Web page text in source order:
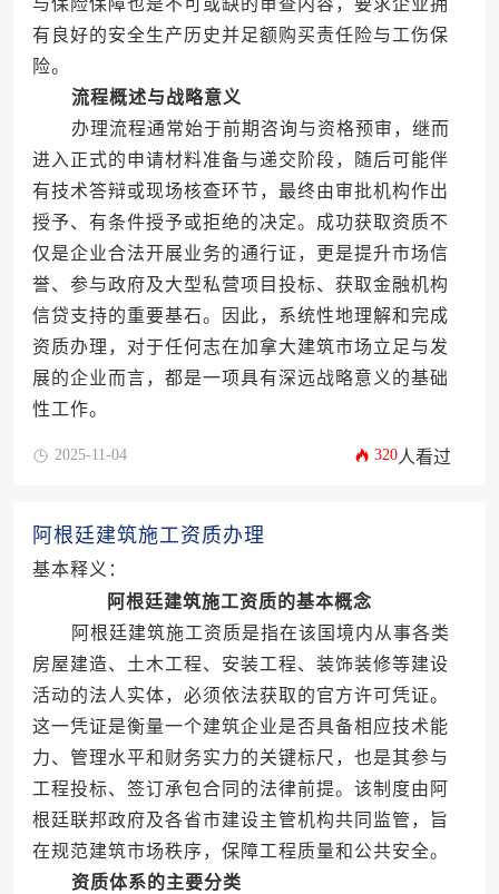
与保险保障也是不可或缺的审查内容，要求企业拥
有良好的安全生产历史并足额购买责任险与工伤保
险。
流程概述与战略意义
办理流程通常始于前期咨询与资格预审，继而
进入正式的申请材料准备与递交阶段，随后可能伴
有技术答辩或现场核查环节，最终由审批机构作出
授予、有条件授予或拒绝的决定。成功获取资质不
仅是企业合法开展业务的通行证，更是提升市场信
誉、参与政府及大型私营项目投标、获取金融机构
信贷支持的重要基石。因此，系统性地理解和完成
资质办理，对于任何志在加拿大建筑市场立足与发
展的企业而言，都是一项具有深远战略意义的基础
性工作。
2025-11-04 320人看过
阿根廷建筑施工资质办理
基本释义：
阿根廷建筑施工资质的基本概念
阿根廷建筑施工资质是指在该国境内从事各类
房屋建造、土木工程、安装工程、装饰装修等建设
活动的法人实体，必须依法获取的官方许可凭证。
这一凭证是衡量一个建筑企业是否具备相应技术能
力、管理水平和财务实力的关键标尺，也是其参与
工程投标、签订承包合同的法律前提。该制度由阿
根廷联邦政府及各省市建设主管机构共同监管，旨
在规范建筑市场秩序，保障工程质量和公共安全。
资质体系的主要分类